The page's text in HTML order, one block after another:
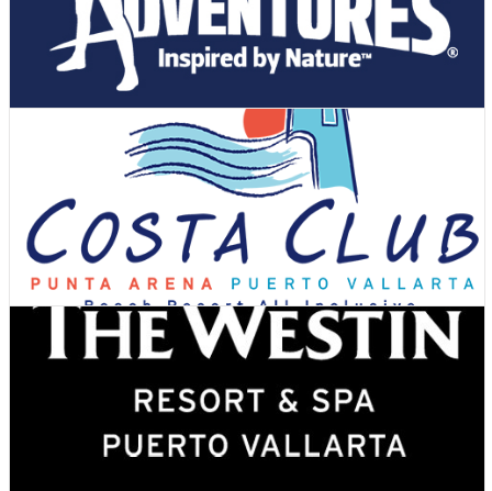
Hoteles
Ver Cupones
Actividades y tours
Ver Cupones
Hoteles
Ver Cupones